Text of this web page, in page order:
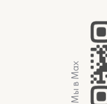
Мы в Max